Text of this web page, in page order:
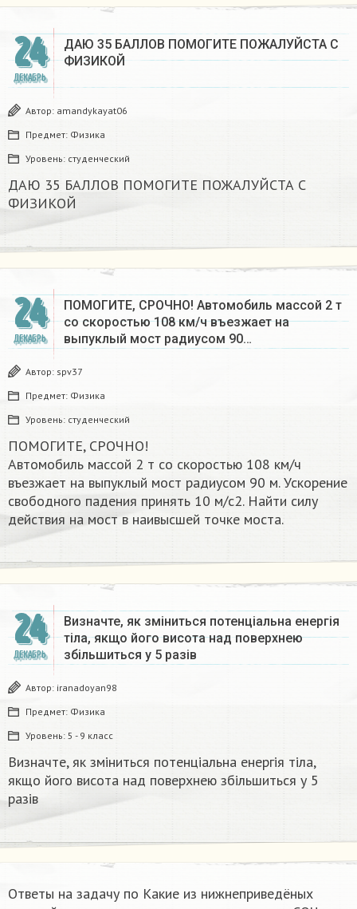
24
ДЕКАБРЬ
ДАЮ 35 БАЛЛОВ ПОМОГИТЕ ПОЖАЛУЙСТА С
ФИЗИКОЙ
Автор: amandykayat06
Предмет: Физика
Уровень: студенческий
ДАЮ 35 БАЛЛОВ ПОМОГИТЕ ПОЖАЛУЙСТА С
ФИЗИКОЙ
24
ДЕКАБРЬ
ПОМОГИТЕ, СРОЧНО! Автомобиль массой 2 т
со скоростью 108 км/ч въезжает на
выпуклый мост радиусом 90…
Автор: spv37
Предмет: Физика
Уровень: студенческий
ПОМОГИТЕ, СРОЧНО!
Автомобиль массой 2 т со скоростью 108 км/ч
въезжает на выпуклый мост радиусом 90 м. Ускорение
свободного падения принять 10 м/с2. Найти силу
действия на мост в наивысшей точке моста.
24
ДЕКАБРЬ
Визначте, як зміниться потенціальна енергія
тіла, якщо його висота над поверхнею
збільшиться у 5 разів
Автор: iranadoyan98
Предмет: Физика
Уровень: 5 - 9 класс
Визначте, як зміниться потенціальна енергія тіла,
якщо його висота над поверхнею збільшиться у 5
разів
Ответы на задачу по Какие из нижнеприведёных